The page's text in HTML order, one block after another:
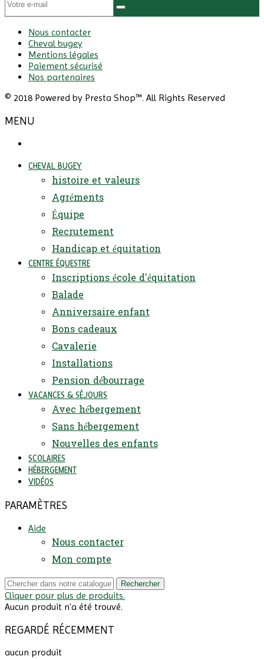
Nous contacter
Cheval bugey
Mentions légales
Paiement sécurisé
Nos partenaires
© 2018 Powered by Presta Shop™. All Rights Reserved
MENU
CHEVAL BUGEY
histoire et valeurs
Agréments
Équipe
Recrutement
Handicap et équitation
CENTRE ÉQUESTRE
Inscriptions école d'équitation
Balade
Anniversaire enfant
Bons cadeaux
Cavalerie
Installations
Pension débourrage
VACANCES & SÉJOURS
Avec hébergement
Sans hébergement
Nouvelles des enfants
SCOLAIRES
HÉBERGEMENT
VIDÉOS
PARAMÈTRES
Aide
Nous contacter
Mon compte
Rechercher
Cliquer pour plus de produits.
Aucun produit n'a été trouvé.
REGARDÉ RÉCEMMENT
aucun produit